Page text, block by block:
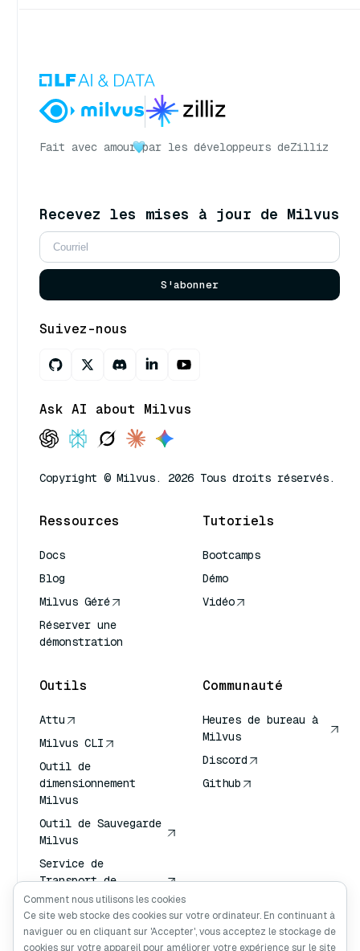
Fait avec amour par les développeurs deZilliz
Recevez les mises à jour de Milvus
S'abonner
Suivez-nous
Ask AI about Milvus
Copyright © Milvus. 2026 Tous droits réservés.
Ressources
Docs
Blog
Milvus Géré
Réserver une
démonstration
Tutoriels
Bootcamps
Démo
Vidéo
Outils
Attu
Milvus CLI
Outil de
dimensionnement
Milvus
Outil de Sauvegarde
Milvus
Service de
Transport de
Vecteurs (VTS)
Chercheur en
profondeur
Communauté
Heures de bureau à
Milvus
Discord
Github
Comment nous utilisons les cookies
Ce site web stocke des cookies sur votre ordinateur. En continuant à
naviguer ou en cliquant sur 'Accepter', vous acceptez le stockage de
cookies sur votre appareil pour améliorer votre expérience sur le site